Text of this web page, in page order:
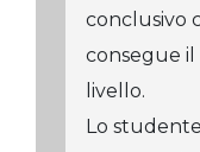
conclusivo
consegue il
livello.
Lo